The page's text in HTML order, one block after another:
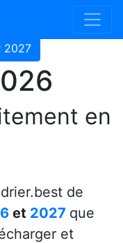
2027
en
de
et 2027 que
et